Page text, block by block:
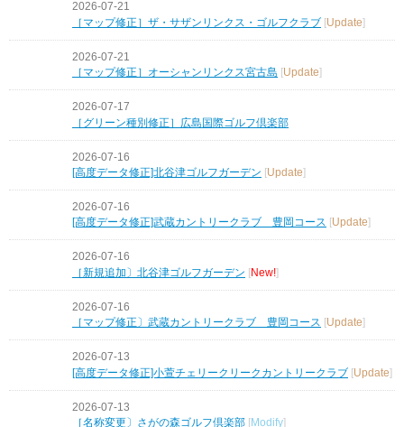
2026-07-21
［マップ修正］ザ・サザンリンクス・ゴルフクラブ [Update]
2026-07-21
［マップ修正］オーシャンリンクス宮古島 [Update]
2026-07-17
［グリーン種別修正］広島国際ゴルフ倶楽部
2026-07-16
[高度データ修正]北谷津ゴルフガーデン [Update]
2026-07-16
[高度データ修正]武蔵カントリークラブ 豊岡コース
Update
2026-07-16
［新規追加〕北谷津ゴルフガーデン [New!]
2026-07-16
［マップ修正〕武蔵カントリークラブ 豊岡コース
Update
2026-07-13
[高度データ修正]小萱チェリークリークカントリークラブ [Update]
2026-07-13
［名称変更〕さがの森ゴルフ倶楽部
Modify